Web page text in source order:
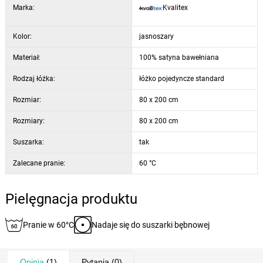
ułatwić prasowanie, zalecamy prasowanie lekko zwilżonego
Marka: Kvalitex
Kolor: jasnoszary
Materiał: 100% satyna bawełniana
Rodzaj łóżka: łóżko pojedyncze standard
Rozmiar: 80 x 200 cm
Rozmiary: 80 x 200 cm
Suszarka: tak
Zalecane pranie: 60 °C
Pielęgnacja produktu
Pranie w 60°C Nadaje się do suszarki bębnowej